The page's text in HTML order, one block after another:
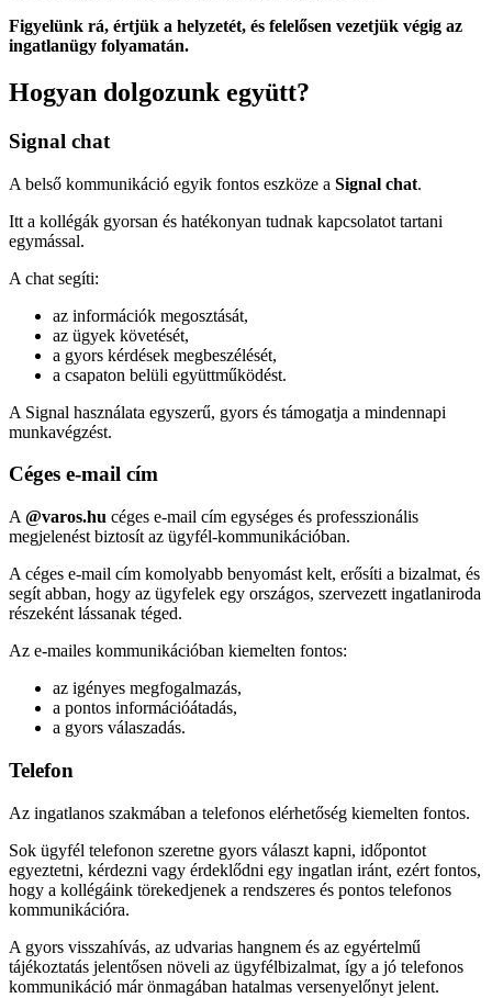
Figyelünk rá, értjük a helyzetét, és felelősen vezetjük végig az
ingatlanügy folyamatán.
Hogyan dolgozunk együtt?
Signal chat
A belső kommunikáció egyik fontos eszköze a Signal chat.
Itt a kollégák gyorsan és hatékonyan tudnak kapcsolatot tartani
egymással.
A chat segíti:
az információk megosztását,
az ügyek követését,
a gyors kérdések megbeszélését,
a csapaton belüli együttműködést.
A Signal használata egyszerű, gyors és támogatja a mindennapi
munkavégzést.
Céges e-mail cím
A @varos.hu céges e-mail cím egységes és professzionális
megjelenést biztosít az ügyfél-kommunikációban.
A céges e-mail cím komolyabb benyomást kelt, erősíti a bizalmat, és
segít abban, hogy az ügyfelek egy országos, szervezett ingatlaniroda
részeként lássanak téged.
Az e-mailes kommunikációban kiemelten fontos:
az igényes megfogalmazás,
a pontos információátadás,
a gyors válaszadás.
Telefon
Az ingatlanos szakmában a telefonos elérhetőség kiemelten fontos.
Sok ügyfél telefonon szeretne gyors választ kapni, időpontot
egyeztetni, kérdezni vagy érdeklődni egy ingatlan iránt, ezért fontos,
hogy a kollégáink törekedjenek a rendszeres és pontos telefonos
kommunikációra.
A gyors visszahívás, az udvarias hangnem és az egyértelmű
tájékoztatás jelentősen növeli az ügyfélbizalmat, így a jó telefonos
kommunikáció már önmagában hatalmas versenyelőnyt jelent.